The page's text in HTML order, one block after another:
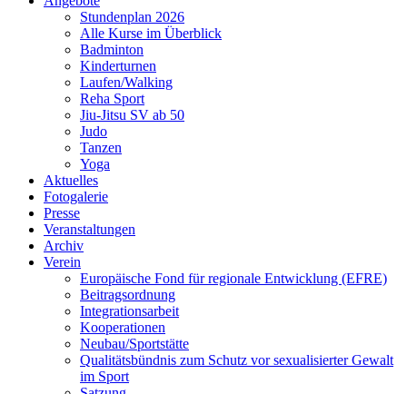
Stundenplan 2026
Alle Kurse im Überblick
Badminton
Kinderturnen
Laufen/Walking
Reha Sport
Jiu-Jitsu SV ab 50
Judo
Tanzen
Yoga
Aktuelles
Fotogalerie
Presse
Veranstaltungen
Archiv
Verein
Europäische Fond für regionale Entwicklung (EFRE)
Beitragsordnung
Integrationsarbeit
Kooperationen
Neubau/Sportstätte
Qualitätsbündnis zum Schutz vor sexualisierter Gewalt
im Sport